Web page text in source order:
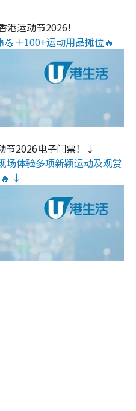
港运动节2026！
＋100+运动用品摊位🔥
节2026电子门票！↓
场体验多项新颖运动及观赏
↓